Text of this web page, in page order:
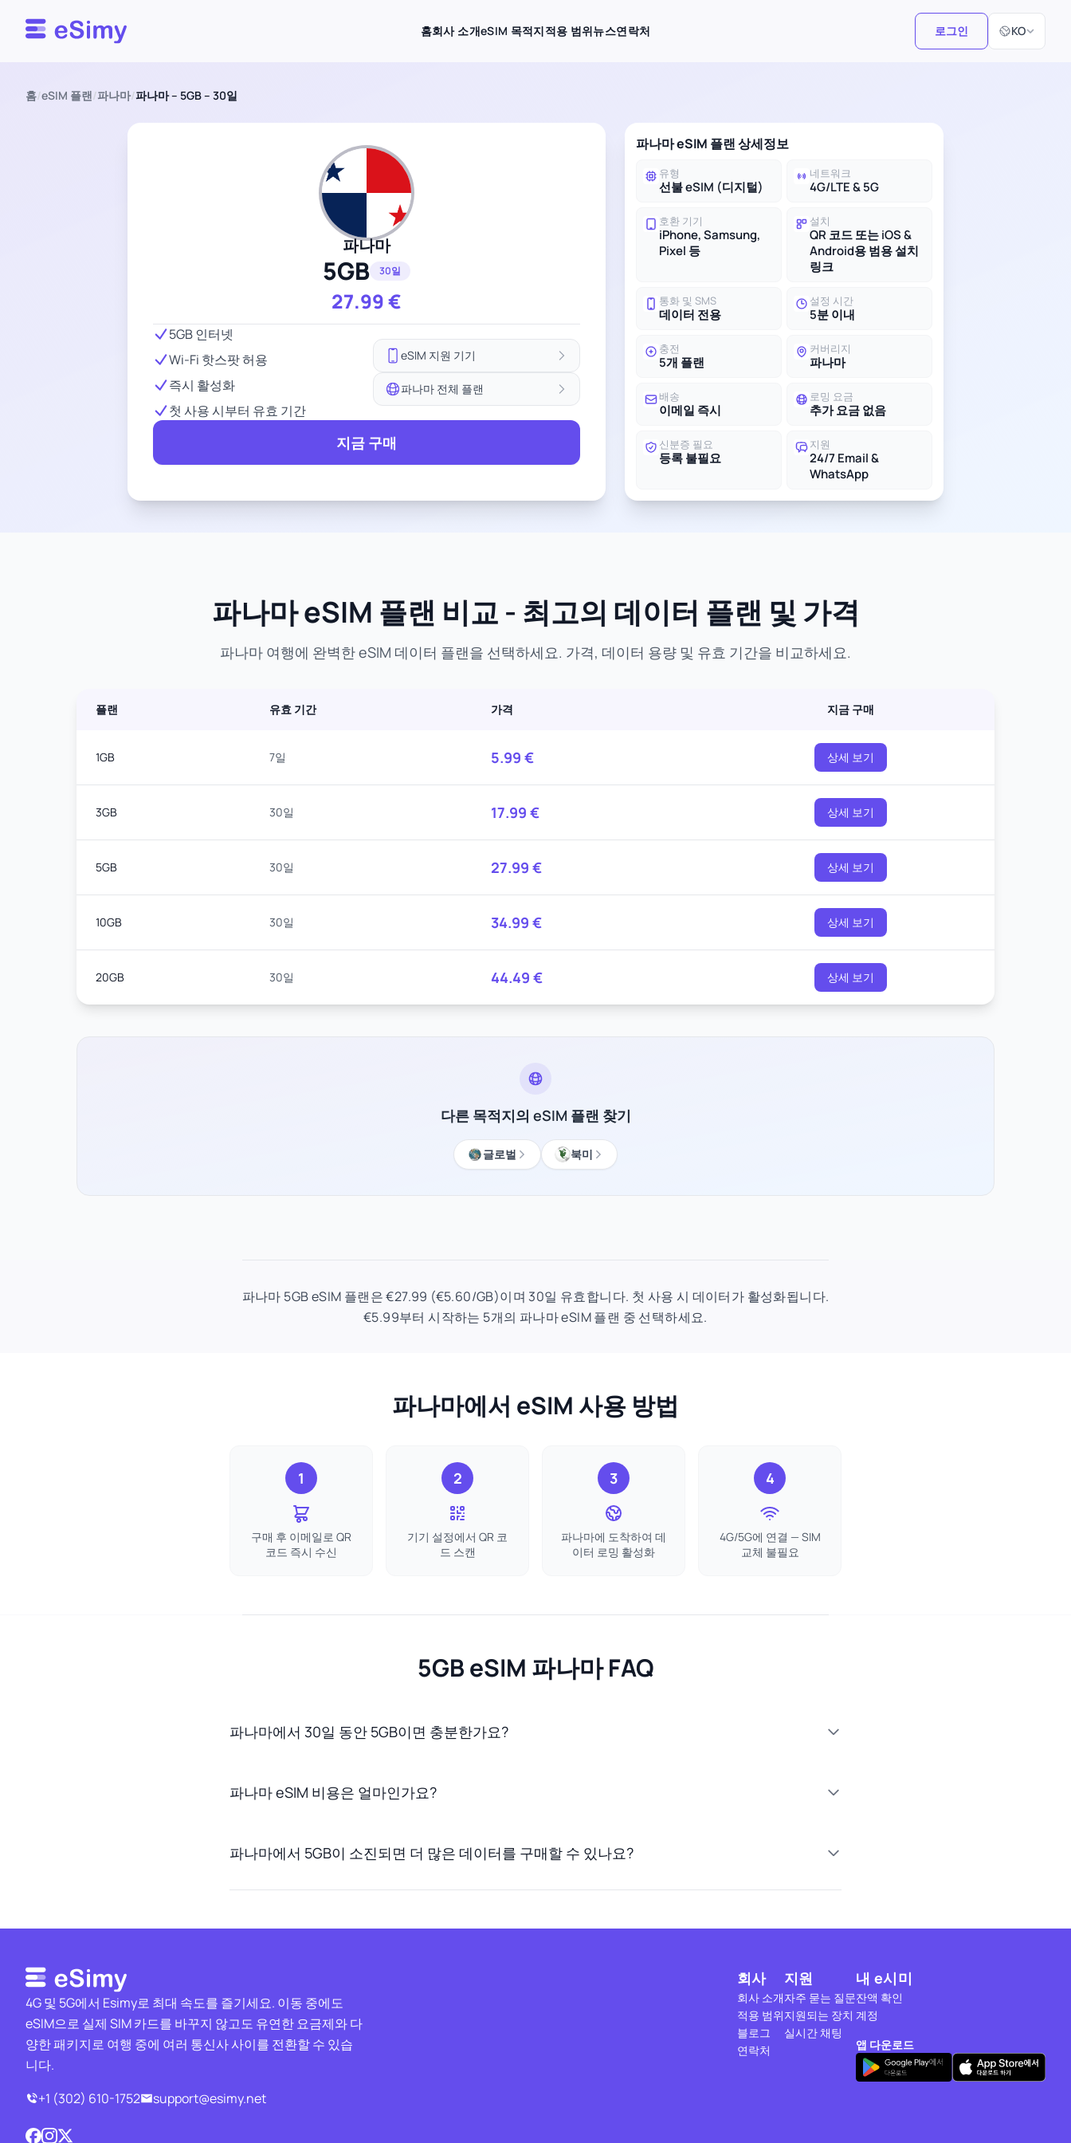
Esimy 홈회사 소개eSIM 목적지적용 범위뉴스연락처 로그인 KO
언어 선택
홈/eSIM 플랜/파나마/파나마 – 5GB – 30일
파나마
5GB 30일
27.99€
5GB 인터넷
Wi-Fi 핫스팟 허용
즉시 활성화
첫 사용 시부터 유효 기간
eSIM 지원 기기
파나마 전체 플랜
지금 구매
파나마 eSIM 플랜 상세정보
유형
선불 eSIM (디지털)
네트워크
4G/LTE & 5G
호환 기기
iPhone, Samsung,
Pixel 등
설치
QR 코드 또는 iOS &
Android용 범용 설치
링크
통화 및 SMS
데이터 전용
설정 시간
5분 이내
충전
5개 플랜
커버리지
파나마
배송
이메일 즉시
로밍 요금
추가 요금 없음
신분증 필요
등록 불필요
지원
24/7 Email &
WhatsApp
파나마 eSIM 플랜 비교 - 최고의 데이터 플랜 및 가격
파나마 여행에 완벽한 eSIM 데이터 플랜을 선택하세요. 가격, 데이터 용량 및 유효 기간을 비교하세요.
플랜 유효 기간 가격 지금 구매
1GB 7일 5.99 € 상세 보기
3GB 30일 17.99 € 상세 보기
5GB 30일 27.99 € 상세 보기
10GB 30일 34.99 € 상세 보기
20GB 30일 44.49 € 상세 보기
다른 목적지의 eSIM 플랜 찾기
글로벌 북미
파나마 5GB eSIM 플랜은 €27.99 (€5.60/GB)이며 30일 유효합니다. 첫 사용 시 데이터가 활성화됩니다.
€5.99부터 시작하는 5개의 파나마 eSIM 플랜 중 선택하세요.
파나마에서 eSIM 사용 방법
1
구매 후 이메일로 QR
코드 즉시 수신
2
기기 설정에서 QR 코
드 스캔
3
파나마에 도착하여 데
이터 로밍 활성화
4
4G/5G에 연결 — SIM
교체 불필요
5GB eSIM 파나마 FAQ
파나마에서 30일 동안 5GB이면 충분한가요?
파나마 eSIM 비용은 얼마인가요?
파나마에서 5GB이 소진되면 더 많은 데이터를 구매할 수 있나요?
4G 및 5G에서 Esimy로 최대 속도를 즐기세요. 이동 중에도
eSIM으로 실제 SIM 카드를 바꾸지 않고도 유연한 요금제와 다
양한 패키지로 여행 중에 여러 통신사 사이를 전환할 수 있습
니다.
+1 (302) 610-1752
support@esimy.net
회사
회사 소개
적용 범위
블로그
연락처
지원
자주 묻는 질문
지원되는 장치
실시간 채팅
내 e시미
잔액 확인
계정
앱 다운로드